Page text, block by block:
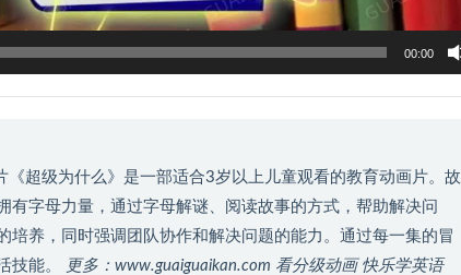
00:00
《超级为什么》是一部适合3岁以上儿童观看的教育动画片。故
有字母力量，通过字母解谜、阅读故事的方式，帮助解决问
培养，同时强调团队协作和解决问题的能力。通过每一集的冒
技能。
更多：www.guaiguaikan.com 看分级动画 快乐学英语